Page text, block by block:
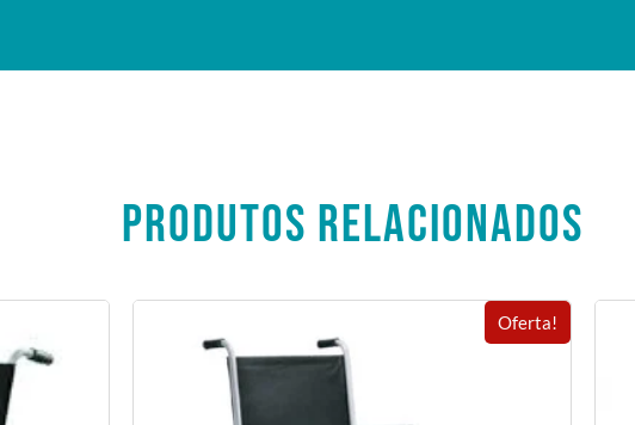
PRODUTOS RELACIONADOS
Oferta!